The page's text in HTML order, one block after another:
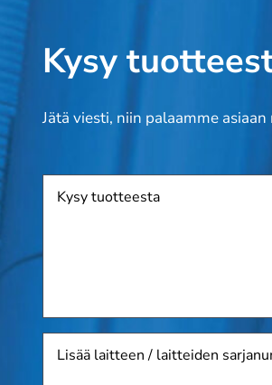
Kysy
Jätä viesti, niin palaamme
laitteen